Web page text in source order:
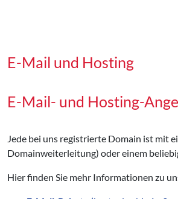
E-Mail und Hosting
E-Mail- und Hosting-
Jede bei uns registrierte Domain ist mit
Domainweiterleitung) oder einem
Hier finden Sie mehr Informationen zu